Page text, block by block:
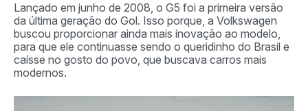
Lançado em junho de 2008, o G5 foi a primeira versão
da última geração do Gol. Isso porque, a Volkswagen
buscou proporcionar ainda mais inovação ao modelo,
para que ele continuasse sendo o queridinho do Brasil e
caísse no gosto do povo, que buscava carros mais
modernos.